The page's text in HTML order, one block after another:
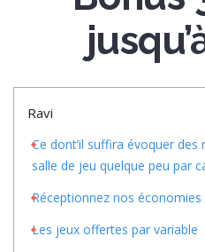
Ravi
Ce dont’il suffira évoquer des
salle de jeu quelque peu par
Réceptionnez nos économies
Les jeux offertes par variable